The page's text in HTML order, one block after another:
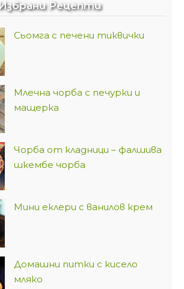
Избрани Рецепти
Сьомга с печени тиквички
Млечна чорба с печурки и
мащерка
Чорба от кладници – фалшива
шкембе чорба
Мини еклери с ванилов крем
Домашни питки с кисело
мляко